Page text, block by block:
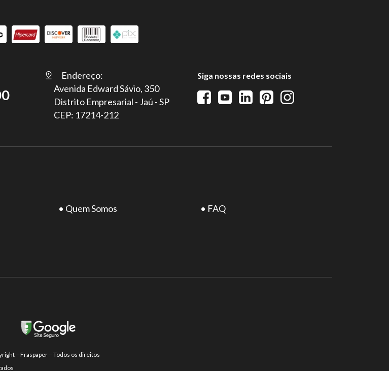
Endereço:
Avenida Edward Sávio, 350
Distrito Empresarial - Jaú - SP
CEP: 17214-212
Siga nossas redes sociais
• Quem Somos • FAQ
– Fraspaper – Todos os direitos